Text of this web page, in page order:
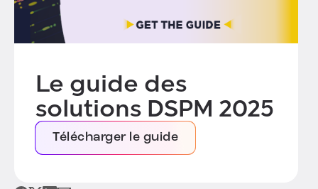
Le guide des
solutions DSPM 2025
Télécharger le guide